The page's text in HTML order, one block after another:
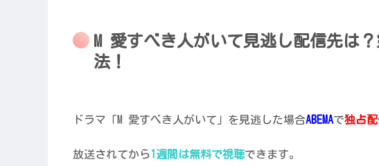
M 愛すべき人がいて見逃し配信先は
法！
ドラマ「M 愛すべき人がいて」を見逃した場合ABEMAで独占
放送されてから1週間は無料で視聴できます。